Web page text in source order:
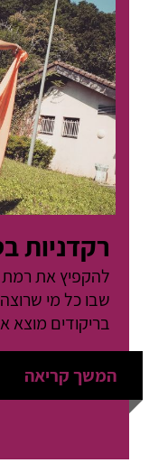
רקדניות
להקפיץ את רמת
שבו כל מי
בריקודים מוצא
המשך קריאה